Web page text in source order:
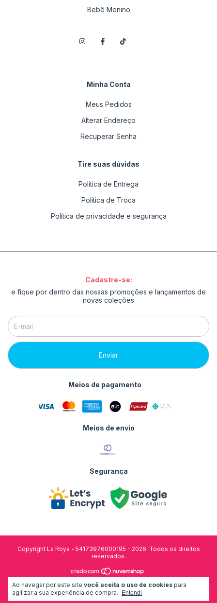
Ao navegar por este site você aceita o uso de cookies para
agilizar a sua experiência de compra.
Entendi
Bebê Menino
Minha Conta
Meus Pedidos
Alterar Endereço
Recuperar Senha
Tire suas dúvidas
Política de Entrega
Política de Troca
Política de privacidade e segurança
Cadastre-se:
e fique por dentro das nossas promoções e lançamentos de
novas coleções
Meios de pagamento
Meios de envio
Segurança
Copyright La Roya - 54173976000195 - 2026. Todos os direitos
reservados.
desenvolvido por: